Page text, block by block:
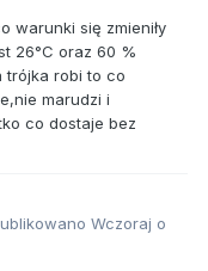
warunki się zmieniły
26°C oraz 60 %
trójka robi to co
marudzi i
co dostaje bez
Wczoraj o